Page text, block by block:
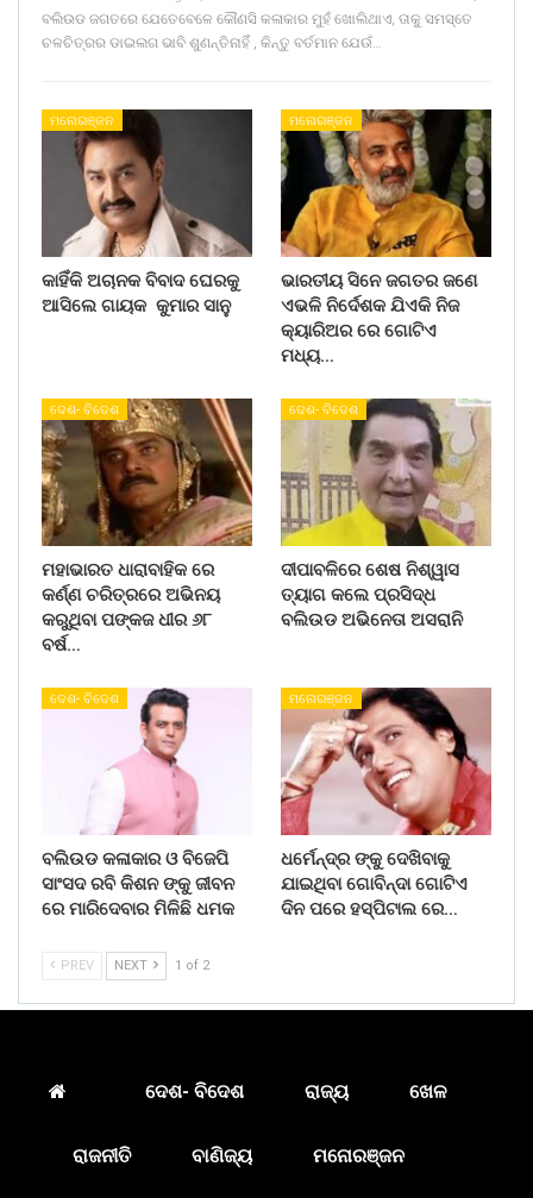
ବଲିଉଡ ଜଗତରେ ଯେତେବେଳେ କୌଣସି କଳାକାର ମୁହଁ ଖୋଲିଥାଏ, ତାକୁ ସମସ୍ତେ
ଚଳଚିତ୍ରର ଡାଇଲଗ ଭାବି ଶୁଣନ୍ତିନାହିଁ , କିନ୍ତୁ ବର୍ତମାନ ଯେଉଁ…
ମନୋରଞ୍ଜନ
କାହିଁକି ଅଚାନକ ବିବାଦ ଘେରକୁ
ଆସିଲେ ଗାୟକ କୁମାର ସାନୁ
ମନୋରଞ୍ଜନ
ଭାରତୀୟ ସିନେ ଜଗତର ଜଣେ
ଏଭଳି ନିର୍ଦେଶକ ଯିଏକି ନିଜ
କ୍ୟାରିଅର ରେ ଗୋଟିଏ
ମଧ୍ୟ…
ଦେଶ- ବିଦେଶ
ମହାଭାରତ ଧାରାବାହିକ ରେ
କର୍ଣ୍ଣ ଚରିତ୍ରରେ ଅଭିନୟ
କରୁଥିବା ପଙ୍କଜ ଧୀର ୬୮
ବର୍ଷ…
ଦେଶ- ବିଦେଶ
ଦୀପାବଳିରେ ଶେଷ ନିଶ୍ୱାସ
ତ୍ୟାଗ କଲେ ପ୍ରସିଦ୍ଧ
ବଲିଉଡ ଅଭିନେତା ଅସରାନି
ଦେଶ- ବିଦେଶ
ବଲିଉଡ କଳାକାର ଓ ବିଜେପି
ସାଂସଦ ରବି କିଶନ ଙ୍କୁ ଜୀବନ
ରେ ମାରିଦେବାର ମିଳିଛି ଧମକ
ମନୋରଞ୍ଜନ
ଧର୍ମେନ୍ଦ୍ର ଙ୍କୁ ଦେଖିବାକୁ
ଯାଇଥିବା ଗୋବିନ୍ଦା ଗୋଟିଏ
ଦିନ ପରେ ହସ୍ପିଟାଲ ରେ…
PREV NEXT 1 of 2
ଦେଶ- ବିଦେଶ ରାଜ୍ୟ ଖେଳ
ରାଜନୀତି ବାଣିଜ୍ୟ ମନୋରଞ୍ଜନ